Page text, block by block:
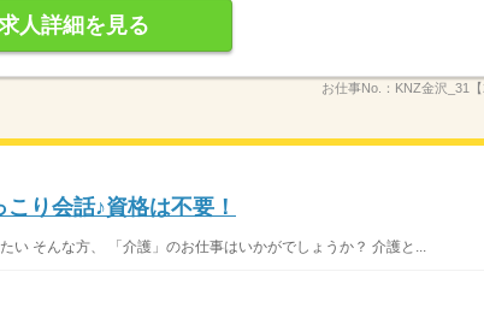
人詳細を見る
お仕事No.： KNZ金沢_31【
り会話♪資格は不要！
そんな方、 「介護」のお仕事はいかがでしょうか？ 介護と...